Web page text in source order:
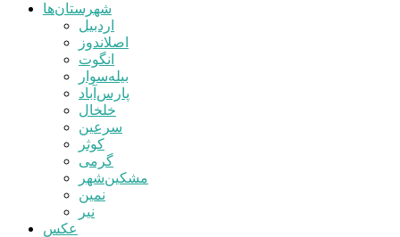
شهرستان‌ها
اردبیل
اصلاندوز
انگوت
بیله‌سوار
پارس‌آباد
خلخال
سرعین
کوثر
گرمی
مشکین‌شهر
نمین
نیر
عکس